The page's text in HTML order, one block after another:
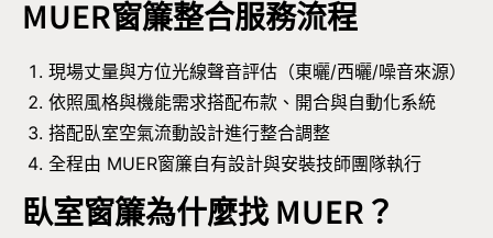
MUER窗簾整合服務流程
現場丈量與方位光線聲音評估（東曬/西曬/噪音來源）
依照風格與機能需求搭配布款、開合與自動化系統
搭配臥室空氣流動設計進行整合調整
全程由 MUER窗簾自有設計與安裝技師團隊執行
臥室窗簾為什麼找 MUER？